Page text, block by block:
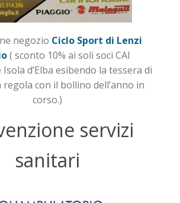
negozio Ciclo Sport di Lenzi
( sconto 10% ai soli soci CAI
d’Elba esibendo la tessera di
regola con il bollino dell’anno in
corso.)
servizi
sanitari